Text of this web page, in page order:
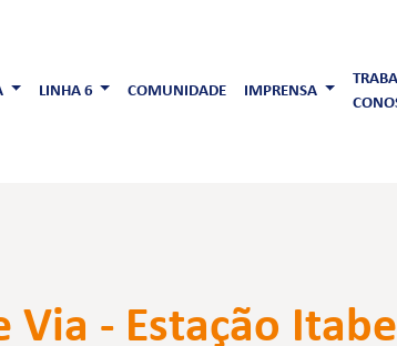
LINHA 6 COMUNIDADE IMPRENSA
- Estação